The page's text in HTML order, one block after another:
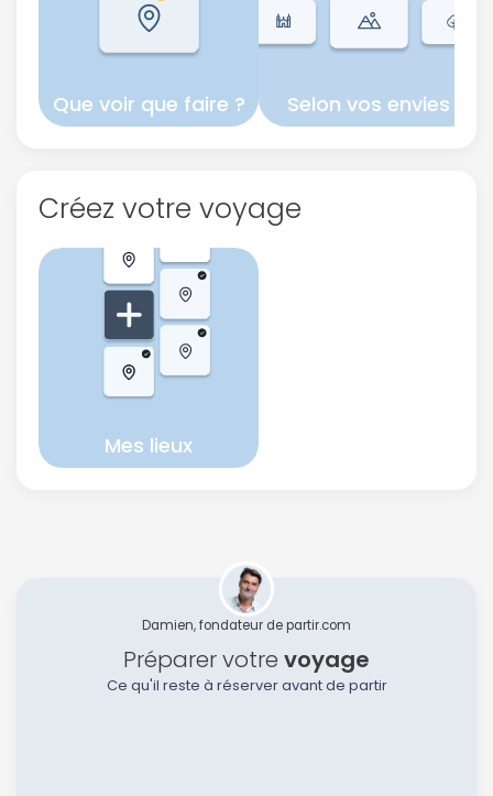
Que voir que faire ? Selon vos envies
Créez votre voyage
Mes lieux
Damien, fondateur de partir.com
Préparer votre voyage
Ce qu'il reste à réserver avant de partir